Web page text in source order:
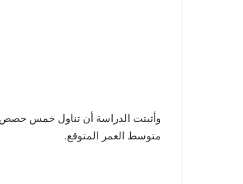
وأثبتت الدراسة أن تناول خمس حصص
متوسط العمر المتوقع.